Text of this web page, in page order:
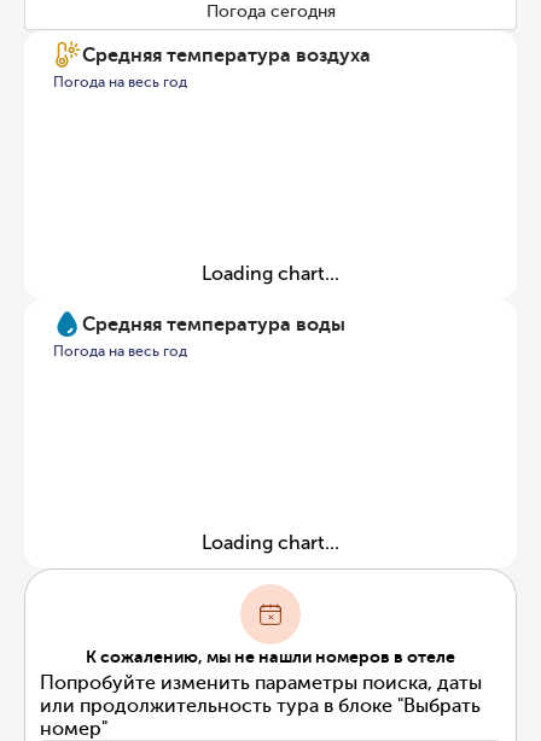
Погода сегодня
Средняя температура воздуха
Погода на весь год
Loading chart...
Средняя температура воды
Погода на весь год
Loading chart...
К сожалению, мы не нашли номеров в отеле
Попробуйте изменить параметры поиска, даты
или продолжительность тура в блоке "Выбрать
номер"